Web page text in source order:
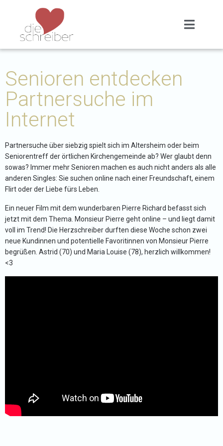
Senioren entdecken
Partnersuche im
Internet
Partnersuche über siebzig spielt sich im Altersheim oder beim
Seniorentreff der örtlichen Kirchengemeinde ab? Wer glaubt denn
sowas? Immer mehr Senioren machen es auch nicht anders als alle
anderen Singles: Sie suchen online nach einer Freundschaft, einem
Flirt oder der Liebe fürs Leben.
Ein neuer Film mit dem wunderbaren Pierre Richard befasst sich
jetzt mit dem Thema. Monsieur Pierre geht online – und liegt damit
voll im Trend! Die Herzschreiber durften diese Woche schon zwei
neue Kundinnen und potentielle Favoritinnen von Monsieur Pierre
begrüßen. Astrid (70) und Maria Louise (78), herzlich willkommen!
<3